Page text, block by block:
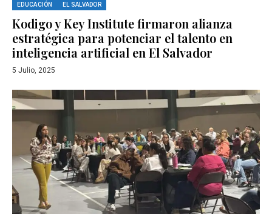
EDUCACIÓN EL SALVADOR
Kodigo y Key Institute firmaron alianza
estratégica para potenciar el talento en
inteligencia artificial en El Salvador
5 Julio, 2025